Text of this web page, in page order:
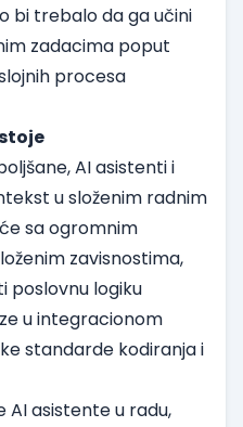
bi trebalo da ga učini
zadacima poput
procesa
AI asistenti i
u složenim radnim
sa ogromnim
zavisnostima,
poslovnu logiku
u integracionom
standarde kodiranja i
AI asistente u radu,